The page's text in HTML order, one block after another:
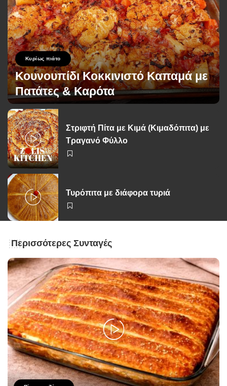
Κυρίως πιάτο
Κουνουπίδι Κοκκινιστό Καπαμά με
Πατάτες & Καρότα
Posted
by
George Zolis 2 Ιουνίου 2026
Στριφτή Πίτα με Κιμά (Κιμαδόπιτα) με
Τραγανό Φύλλο
Τυρόπιτα με διάφορα τυριά
Περισσότερες Συνταγές